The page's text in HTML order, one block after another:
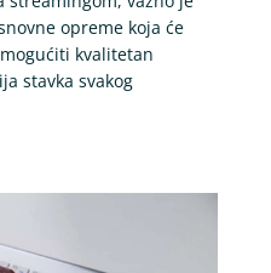
opreme koja će
kvalitetan
stavka svakog